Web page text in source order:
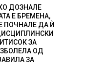
ДОЗНАЛЕ
Е БРЕМЕНА,
ПОЧНАЛЕ ДА Ѝ
ЗА
ОД
ЗА